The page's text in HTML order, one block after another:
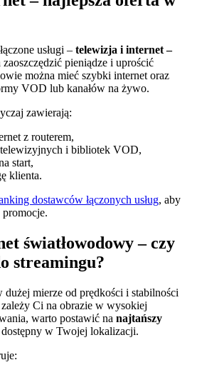
usługi – telewizja i internet –
zaoszczędzić pieniądze i uprościć
można mieć szybki internet oraz
VOD lub kanałów na żywo.
zawierają:
z routerem,
telewizyjnych i bibliotek VOD,
start,
klienta.
dostawców łączonych usług, aby
światłowodowy – czy
streamingu?
dużej mierze od prędkości i stabilności
zależy Ci na obrazie w wysokiej
warto postawić na najtańszy
dostępny w Twojej lokalizacji.